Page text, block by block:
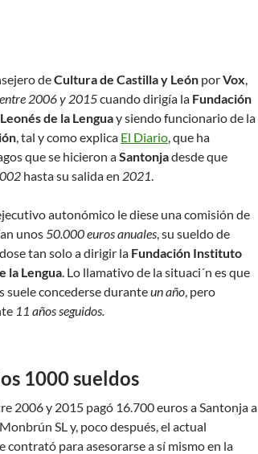
deCultura de Castilla y León porVox,
2006 y 2015cuando dirigía la Fundación
de la Lenguay siendo funcionario de la
, tal y como explica El Diario, que ha
que se hicieron aSantonjadesde que
hasta su salida en 2021.
autonómico le diese una comisión de
unos50.000 euros anuales, su sueldo de
tan solo a dirigir la Fundación Instituto
la Lengua. Lo llamativo de la situaci´n es que
suele concederse duranteun año, pero
11 años seguidos.
1000 sueldos
2006 y 2015 pagó 16.700 euros a Santonja a
SL y, poco después, el actual
contrató para asesorarse a sí mismo en la